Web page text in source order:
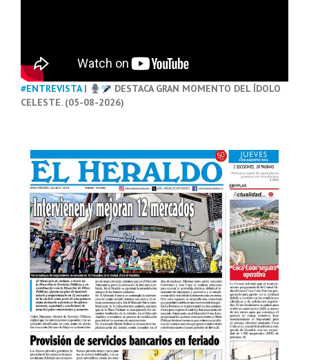
#ENTREVISTA|
DESTACA GRAN MOMENTO DEL ÍDOLO
CELESTE. (05-08-2026)